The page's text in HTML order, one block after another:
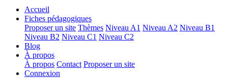
Accueil
Fiches pédagogiques
Proposer un site Thèmes Niveau A1 Niveau A2 Niveau B1
Niveau B2 Niveau C1 Niveau C2
Blog
À propos
À propos Contact Proposer un site
Connexion